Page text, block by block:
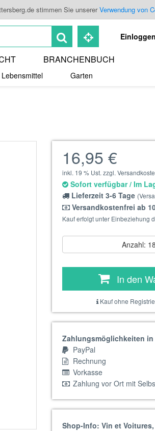
stimmen Sie unsererVerwendung von
Einloggen
BRANCHENBUCH
Lebensmittel
Garten
16,95 €
inkl. 19 % Ust. zzgl.
Sofort verfügbar / Im
Lieferzeit 3-6 Tage
Versandkostenfrei ab
Kauf erfolgt unter Einbeziehung
Anzahl:
In den
Kauf ohne
Zahlungsmöglichkeiten in
PayPal
Rechnung
Vorkasse
Zahlung vor Ort mit
Shop-Info: Vin et